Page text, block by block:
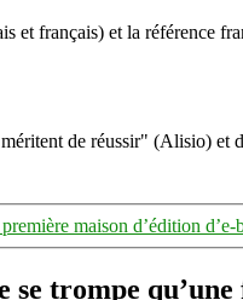
français) et la référence
de réussir" (Alisio) et
maison d’édition d’e-
trompe qu’une